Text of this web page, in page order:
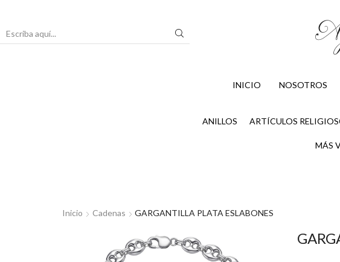
INICIO NOSOTROS
ANILLOS ARTÍCULOS
MÁS
Inicio Cadenas GARGANTILLA PLATA ESLABONES